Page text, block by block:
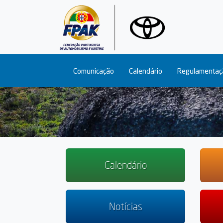
Comunicação Calendário
Calendário
Notícias